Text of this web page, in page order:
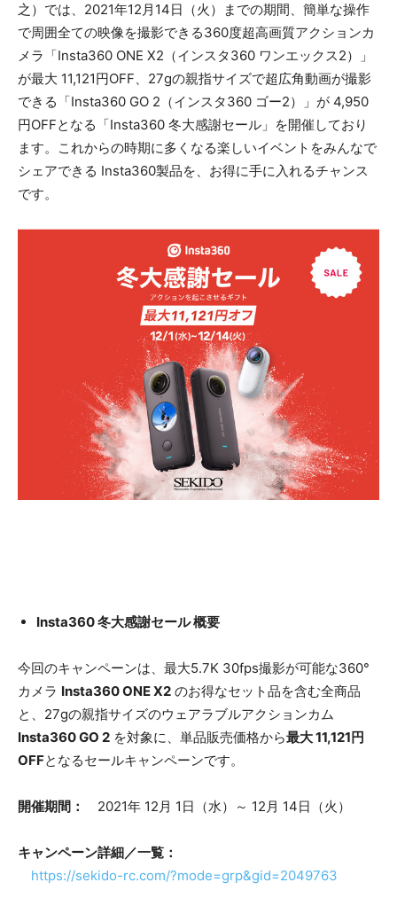
之）では、2021年12月14日（火）までの期間、簡単な操作
で周囲全ての映像を撮影できる360度超高画質アクションカ
メラ「Insta360 ONE X2（インスタ360 ワンエックス2）」
が最大 11,121円OFF、27gの親指サイズで超広角動画が撮影
できる「Insta360 GO 2（インスタ360 ゴー2）」が 4,950
円OFFとなる「Insta360 冬大感謝セール」を開催しており
ます。これからの時期に多くなる楽しいイベントをみんなで
シェアできる Insta360製品を、お得に手に入れるチャンス
です。
Insta360 冬大感謝セール 概要
今回のキャンペーンは、最大5.7K 30fps撮影が可能な360°
カメラ Insta360 ONE X2 のお得なセット品を含む全商品
と、27gの親指サイズのウェアラブルアクションカム
Insta360 GO 2 を対象に、単品販売価格から最大 11,121円
OFFとなるセールキャンペーンです。
開催期間： 2021年 12月 1日（水）～ 12月 14日（火）
キャンペーン詳細／一覧：
https://sekido-rc.com/?mode=grp&gid=2049763